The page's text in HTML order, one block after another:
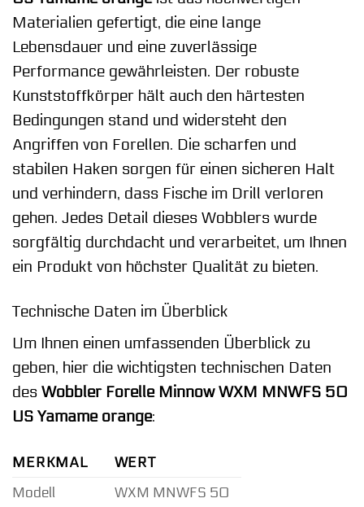
Materialien gefertigt, die eine lange
Lebensdauer und eine zuverlässige
Performance gewährleisten. Der robuste
Kunststoffkörper hält auch den härtesten
Bedingungen stand und widersteht den
Angriffen von Forellen. Die scharfen und
stabilen Haken sorgen für einen sicheren Halt
und verhindern, dass Fische im Drill verloren
gehen. Jedes Detail dieses Wobblers wurde
sorgfältig durchdacht und verarbeitet, um Ihnen
ein Produkt von höchster Qualität zu bieten.
Technische Daten im Überblick
Um Ihnen einen umfassenden Überblick zu
geben, hier die wichtigsten technischen Daten
des Wobbler Forelle Minnow WXM MNWFS 50
US Yamame orange:
MERKMAL
WERT
Modell
WXM MNWFS 50